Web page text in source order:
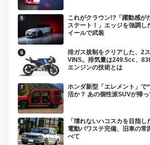
これがクラウン!?「躍動感が
ステート！」エッジを強調
イールで武装
排ガス規制をクリアした、2
VINS。排気量は249.5cc、
エンジンの技術とは
ホンダ新型「エレメント」で
活か？ あの個性派SUVが帰
「壊れないハコスカを目指
電動パワステ完備、旧車の常
べて